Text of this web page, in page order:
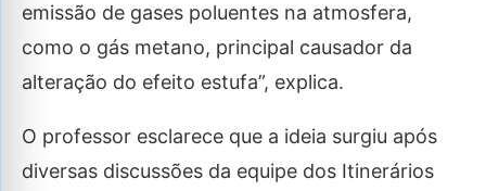
emissão de gases poluentes na atmosfera,
como o gás metano, principal causador da
alteração do efeito estufa”, explica.
O professor esclarece que a ideia surgiu após
diversas discussões da equipe dos Itinerários